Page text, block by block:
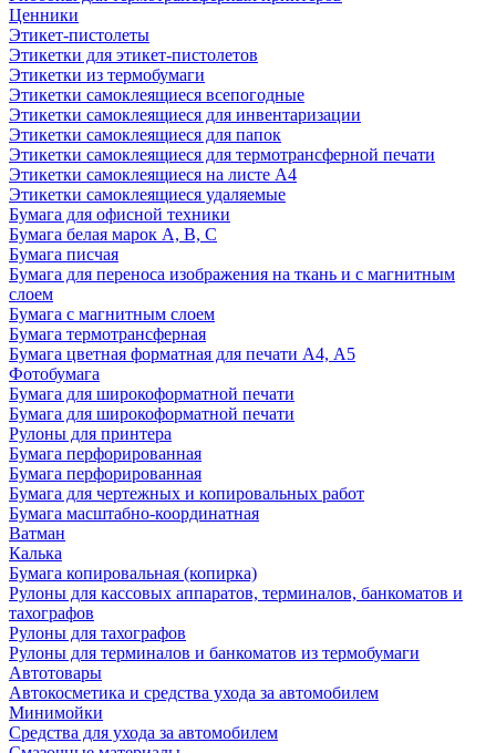
Ценники
Этикет-пистолеты
Этикетки для этикет-пистолетов
Этикетки из термобумаги
Этикетки самоклеящиеся всепогодные
Этикетки самоклеящиеся для инвентаризации
Этикетки самоклеящиеся для папок
Этикетки самоклеящиеся для термотрансферной печати
Этикетки самоклеящиеся на листе А4
Этикетки самоклеящиеся удаляемые
Бумага для офисной техники
Бумага белая марок А, В, С
Бумага писчая
Бумага для переноса изображения на ткань и с магнитным
слоем
Бумага с магнитным слоем
Бумага термотрансферная
Бумага цветная форматная для печати А4, А5
Фотобумага
Бумага для широкоформатной печати
Бумага для широкоформатной печати
Рулоны для принтера
Бумага перфорированная
Бумага перфорированная
Бумага для чертежных и копировальных работ
Бумага масштабно-координатная
Ватман
Калька
Бумага копировальная (копирка)
Рулоны для кассовых аппаратов, терминалов, банкоматов и
тахографов
Рулоны для тахографов
Рулоны для терминалов и банкоматов из термобумаги
Автотовары
Автокосметика и средства ухода за автомобилем
Минимойки
Средства для ухода за автомобилем